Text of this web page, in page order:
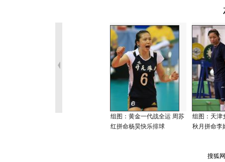
组图：黄金一代战全运 周苏
红拼命杨昊快乐排球
组图：天津
秋月拼命李